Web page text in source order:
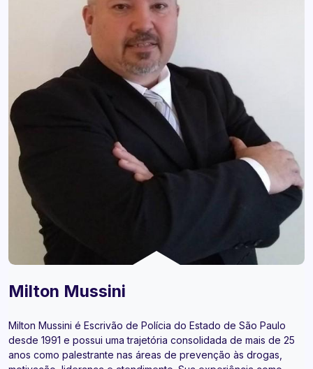
Milton Mussini
Milton Mussini é Escrivão de Polícia do Estado de São Paulo
desde 1991 e possui uma trajetória consolidada de mais de 25
anos como palestrante nas áreas de prevenção às drogas,